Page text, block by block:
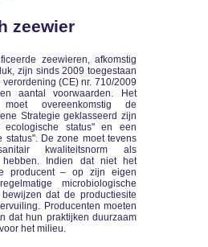
zeewier
zeewieren, afkomstig
zijn sinds 2009 toegestaan
(CE) nr. 710/2009
aantal voorwaarden. Het
moet overeenkomstig de
Strategie geklasseerd zijn
status" en een
status". De zone moet tevens
kwaliteitsnorm als
hebben. Indien dat niet het
producent – op zijn eigen
microbiologische
dat de productiesite
Producenten moeten
dat hun praktijken duurzaam
het milieu.